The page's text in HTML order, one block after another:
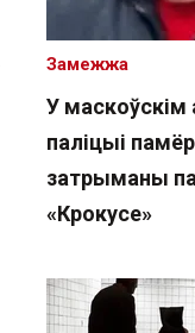
У маскоўскім
паліцыі
затрыманы
«Крокусе»
Замежжа